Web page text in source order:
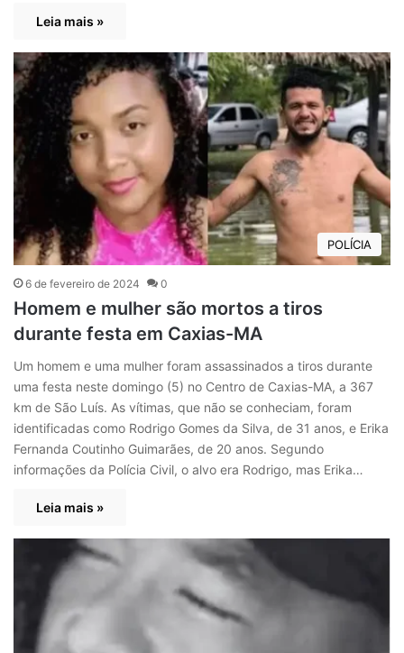
Leia mais »
POLÍCIA
6 de fevereiro de 2024 0
Homem e mulher são mortos a tiros
durante festa em Caxias-MA
Um homem e uma mulher foram assassinados a tiros durante
uma festa neste domingo (5) no Centro de Caxias-MA, a 367
km de São Luís. As vítimas, que não se conheciam, foram
identificadas como Rodrigo Gomes da Silva, de 31 anos, e Erika
Fernanda Coutinho Guimarães, de 20 anos. Segundo
informações da Polícia Civil, o alvo era Rodrigo, mas Erika…
Leia mais »